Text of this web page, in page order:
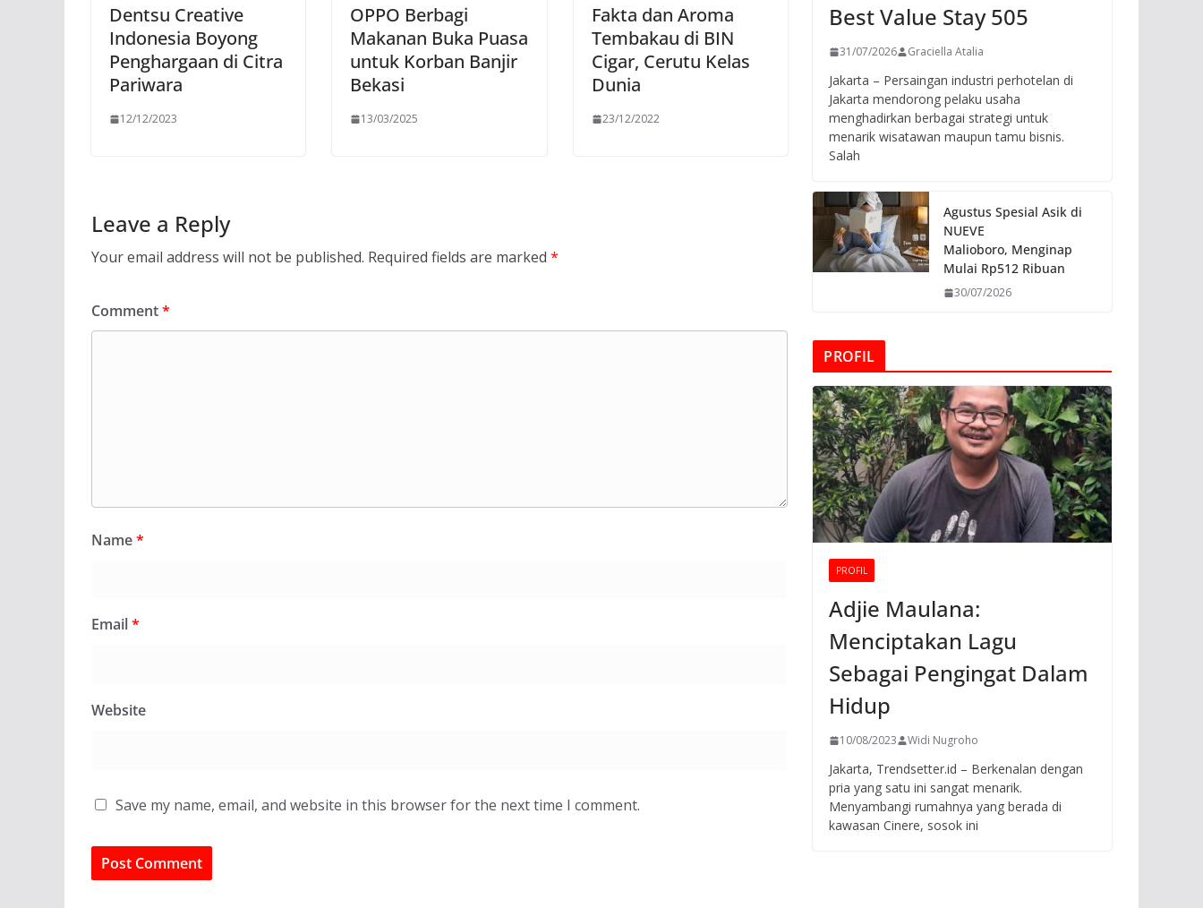
Dentsu Creative
Indonesia Boyong
Penghargaan di Citra
Pariwara
12/12/2023
OPPO Berbagi
Makanan Buka Puasa
untuk Korban Banjir
Bekasi
13/03/2025
Fakta dan Aroma
Tembakau di BIN
Cigar, Cerutu Kelas
Dunia
23/12/2022
Leave a Reply
Your email address will not be published. Required fields are marked *
Comment*
Name*
Email*
Website
Save my name, email, and website in this browser for the next time I comment.
Best Value Stay 505
31/07/2026 Graciella Atalia
Jakarta – Persaingan industri perhotelan di
Jakarta mendorong pelaku usaha
menghadirkan berbagai strategi untuk
menarik wisatawan maupun tamu bisnis.
Salah
Agustus Spesial Asik di
NUEVE
Malioboro, Menginap
Mulai Rp512 Ribuan
30/07/2026
PROFIL
PROFIL
Adjie Maulana:
Menciptakan Lagu
Sebagai Pengingat Dalam
Hidup
10/08/2023 Widi Nugroho
Jakarta, Trendsetter.id – Berkenalan dengan
pria yang satu ini sangat menarik.
Menyambangi rumahnya yang berada di
kawasan Cinere, sosok ini